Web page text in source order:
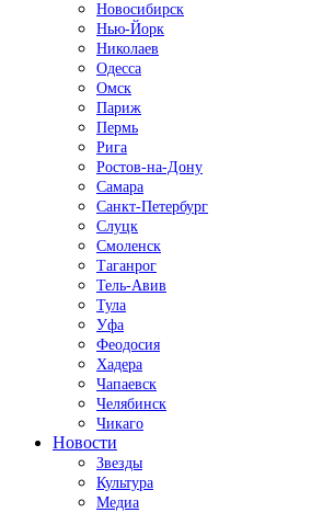
Новосибирск
Нью-Йорк
Николаев
Одесса
Омск
Париж
Пермь
Рига
Ростов-на-Дону
Самара
Санкт-Петербург
Слуцк
Смоленск
Таганрог
Тель-Авив
Тула
Уфа
Феодосия
Хадера
Чапаевск
Челябинск
Чикаго
Новости
Звезды
Культура
Медиа